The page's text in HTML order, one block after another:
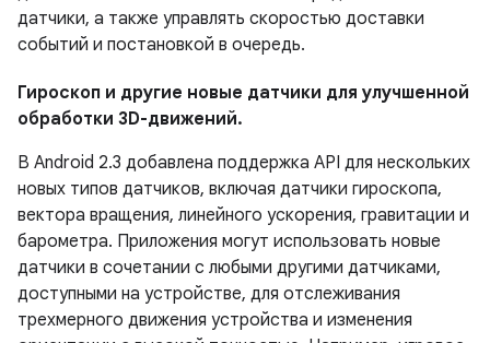
датчики, а также управлять скоростью доставки
событий и постановкой в ​​очередь.
Гироскоп и другие новые датчики для улучшенной
обработки 3D-движений.
В Android 2.3 добавлена ​​поддержка API для нескольких
новых типов датчиков, включая датчики гироскопа,
вектора вращения, линейного ускорения, гравитации и
барометра. Приложения могут использовать новые
датчики в сочетании с любыми другими датчиками,
доступными на устройстве, для отслеживания
трехмерного движения устройства и изменения